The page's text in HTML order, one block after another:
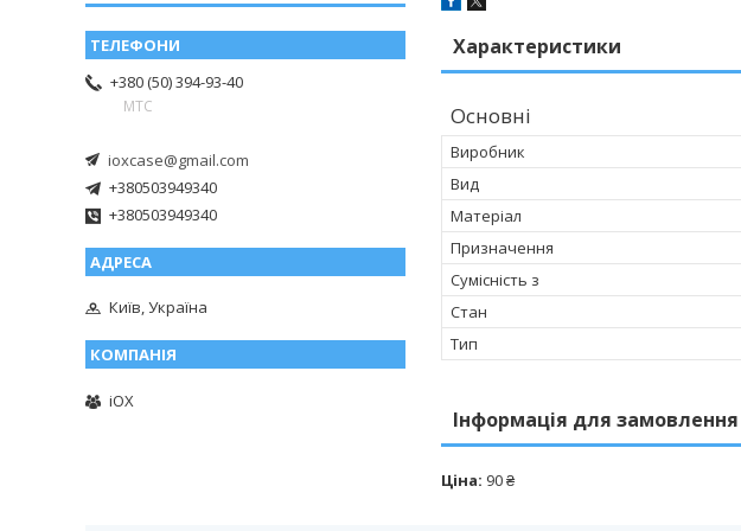
Характеристики
Основні
Виробник
Вид
Матеріал
Призначення
Сумісність з
Стан
Тип
Інформація для замовлення
Ціна: 90 ₴
+380 (50) 394-93-40
МТС
ioxcase@gmail.com
+380503949340
+380503949340
Київ, Україна
iOX